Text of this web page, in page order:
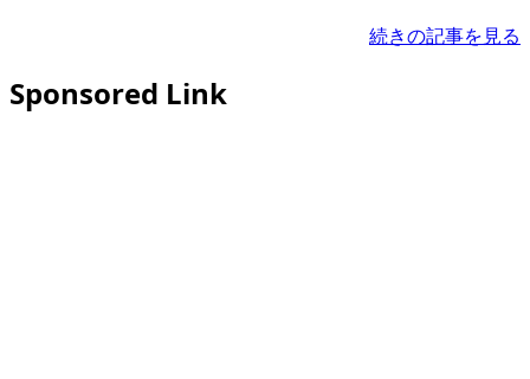
続きの記事を見る
Sponsored Link